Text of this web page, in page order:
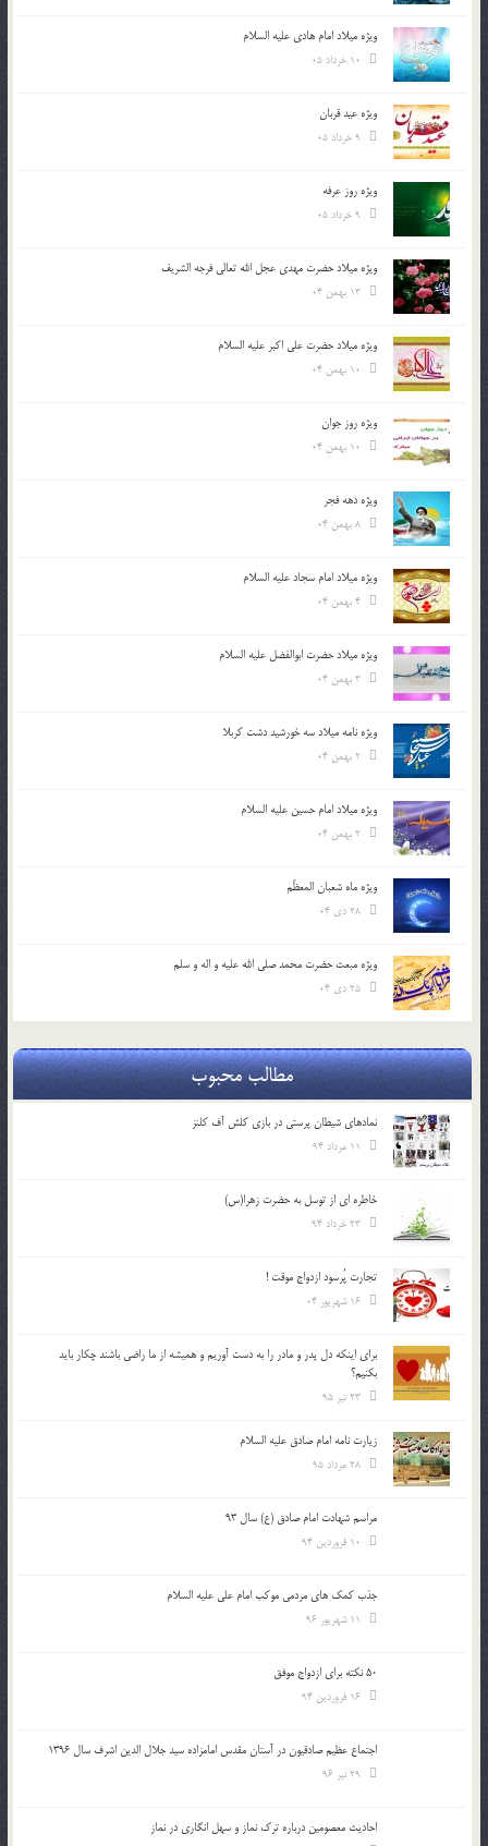
ویژه میلاد امام هادی علیه السلام
ویژه عید قربان
ویژه روز عرفه
ویژه میلاد حضرت مهدی عجل الله تعالی فرجه الشريف
ویژه میلاد حضرت علی اکبر علیه السلام
ویژه روز جوان
ویژه دهه فجر
ویژه میلاد امام سجاد علیه السلام
ویژه میلاد حضرت ابوالفضل علیه السلام
ویژه نامه میلاد سه خورشید دشت کربلا
ویژه میلاد امام حسین علیه السلام
ویژه ماه شعبان المعظّم
ویژه مبعث حضرت محمد صلی الله علیه و اله و سلم
مطالب محبوب
نمادهای شیطان پرستی در بازی کلش آف کلنز
خاطره ای از توسل به حضرت زهرا(س)
تجارت پُرسود ازدواج موقت !
براي اينكه دل پدر و مادر را به دست آوريم و هميشه از ما راضي باشند چكار بايد
بكنيم؟
زیارت نامه امام صادق علیه السلام
مراسم شهادت امام صادق (ع) سال 93
جذب کمک های مردمی موکب امام علی علیه السلام
50 نکته برای ازدواج موفق
اجتماع عظیم صادقیون در آستان مقدس امامزاده سید جلال الدین اشرف سال 1396
احادیث معصومین درباره ترک نماز و سهل انگاری در نماز